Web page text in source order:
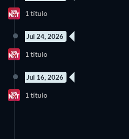
1 título
Jul 24, 2026
1 título
Jul 16, 2026
1 título